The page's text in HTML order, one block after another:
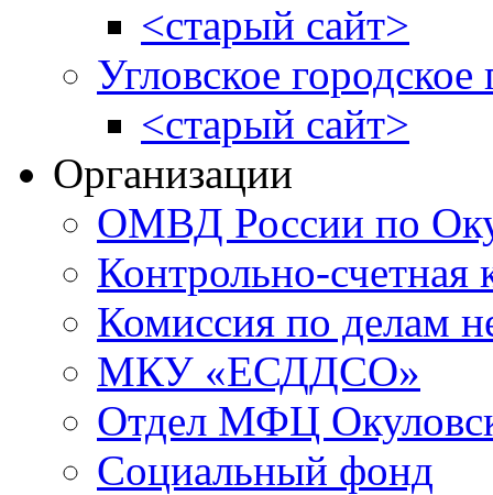
<старый сайт>
Угловское городское
<старый сайт>
Организации
ОМВД России по
Контрольно-счетная
Комиссия по делам
МКУ «ЕСДДСО»
Отдел МФЦ
Социальный фонд